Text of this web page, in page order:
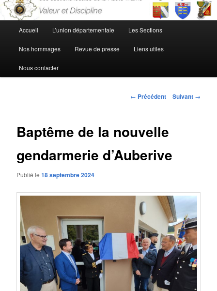
principal
Accueil L’union départementale Les Sections
Nos hommages Revue de presse Liens utiles
Nous contacter
Navigation
← Précédent Suivant →
Baptême de la nouvelle
gendarmerie d’Auberive
Publié le18 septembre 2024